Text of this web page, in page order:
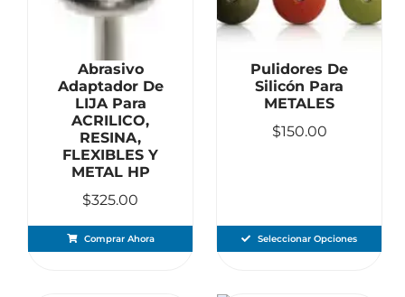
Abrasivo
Adaptador De
LIJA Para
ACRILICO,
RESINA,
FLEXIBLES Y
METAL HP
$325.00
Comprar Ahora
Pulidores De
Silicón Para
METALES
$150.00
Seleccionar Opciones